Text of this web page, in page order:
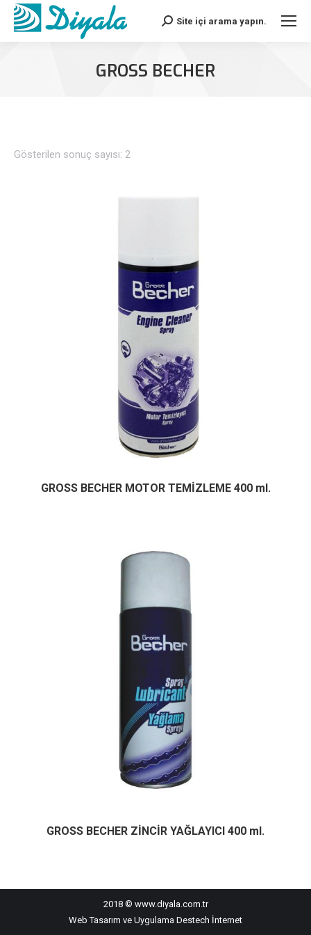
Search:Site içi arama yapın.
GROSS BECHER
Gösterilen sonuç sayısı: 2
GROSS BECHER MOTOR TEMİZLEME 400 ml.
GROSS BECHER ZİNCİR YAĞLAYICI 400 ml.
2018 © www.diyala.com.tr
Web Tasarım ve Uygulama Destech İnternet